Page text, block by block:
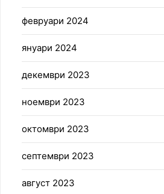
февруари 2024
януари 2024
декември 2023
ноември 2023
октомври 2023
септември 2023
август 2023